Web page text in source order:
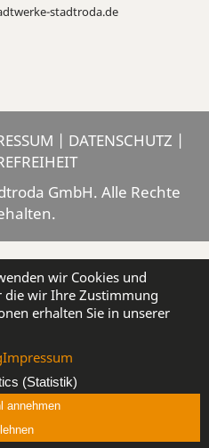
stadtroda.de
| DATENSCHUTZ |
GmbH. Alle Rechte
wir Cookies und
wir Ihre Zustimmung
erhalten Sie in unserer
Impressum
(Statistik)
annehmen